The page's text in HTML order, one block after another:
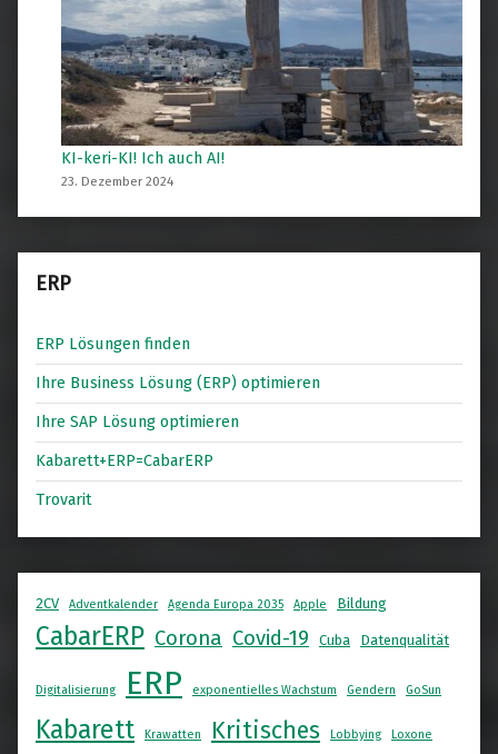
KI-keri-KI! Ich auch AI!
23. Dezember 2024
ERP
ERP Lösungen finden
Ihre Business Lösung (ERP) optimieren
Ihre SAP Lösung optimieren
Kabarett+ERP=CabarERP
Trovarit
2CV Adventkalender Agenda Europa 2035 Apple Bildung
CabarERP Corona Covid-19 Cuba Datenqualität
Digitalisierung ERP exponentielles Wachstum Gendern GoSun
Kabarett Krawatten Kritisches Lobbying Loxone